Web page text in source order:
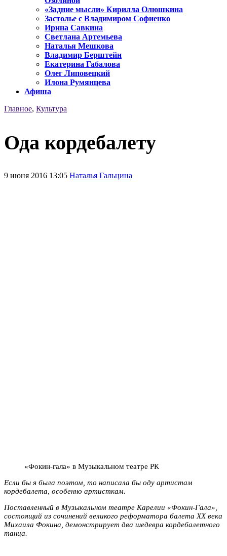
«Задние мысли» Кирилла Олюшкина
Застолье с Владимиром Софиенко
Ирина Савкина
Светлана Артемьева
Наталья Мешкова
Владимир Берштейн
Екатерина Габалова
Олег Липовецкий
Илона Румянцева
Афиша
Главное, Культура
Ода кордебалету
9 июня 2016 13:05 Наталья Гальцина
«Фокин-гала» в Музыкальном театре РК
Если бы я была поэтом, то написала бы оду артистам
кордебалета, особенно артисткам.
Поставленный в Музыкальном театре Карелии «Фокин-Гала»,
состоящий из сочинений великого реформатора балета XX века
Михаила Фокина, демонстрирует два шедевра кордебалетного
танца.